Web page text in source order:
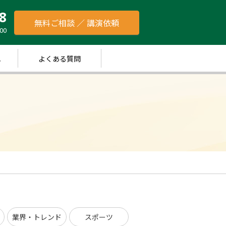
無料ご相談 ／ 講演依頼
よくある質問
業界・トレンド スポーツ